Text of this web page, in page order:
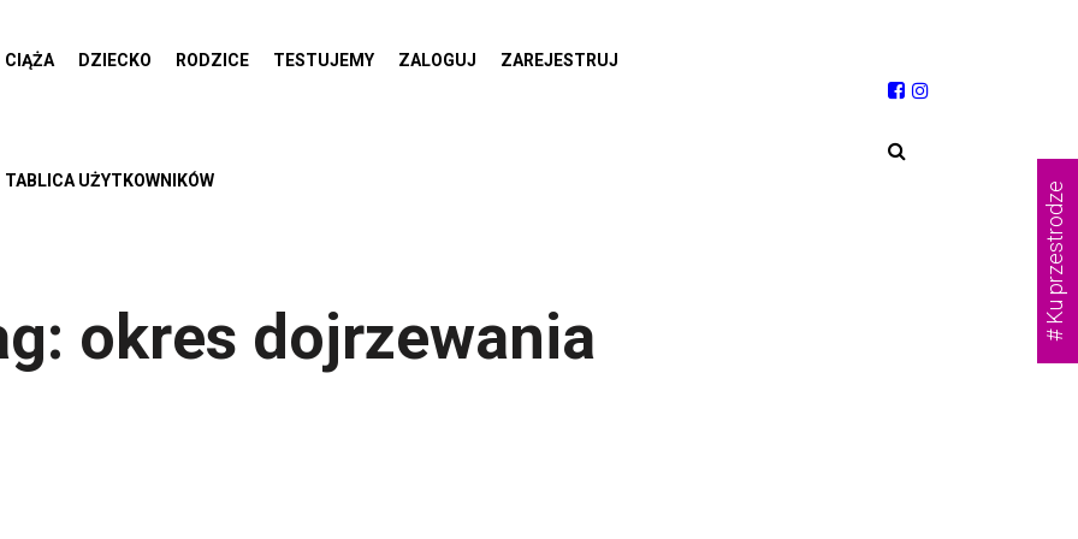
CIĄŻA DZIECKO RODZICE TESTUJEMY ZALOGUJ ZAREJESTRUJ
TABLICA UŻYTKOWNIKÓW
okres dojrzewania # Ku przestrodze